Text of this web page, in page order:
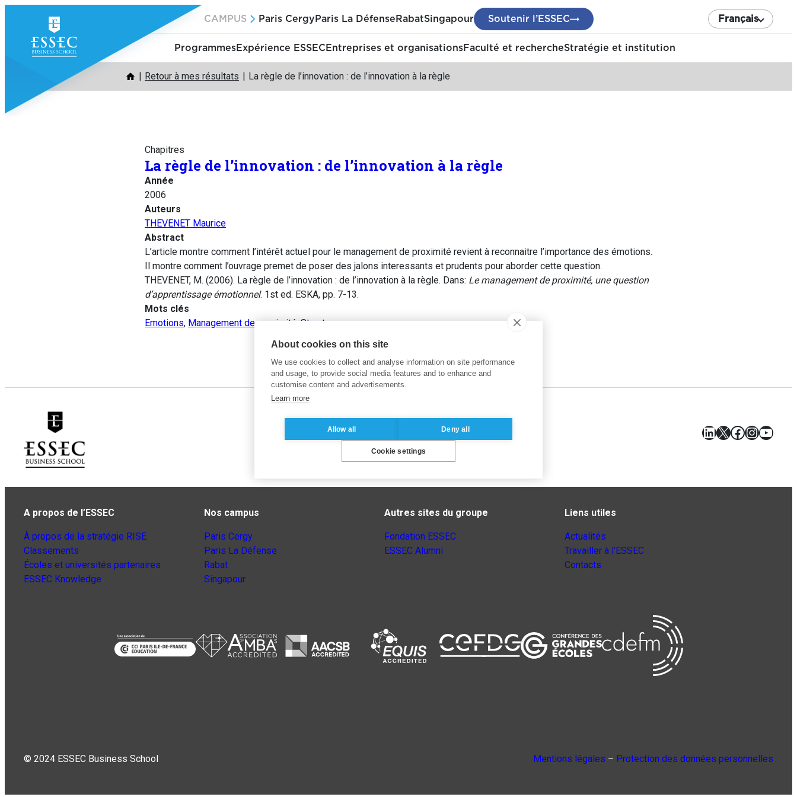
contenu
CAMPUS Paris Cergy Paris La Défense RabatSingapour Soutenir l’ESSEC Français
ProgrammesExpérience ESSEC Entreprises et organisationsFaculté et rechercheStratégie et institution
Retour à mes résultats La règle de l’innovation : de l’innovation à la règle
Chapitres
La règle de l’innovation : de l’innovation à la règle
Année
2006
Auteurs
THEVENET Maurice
Abstract
L’article montre comment l’intérêt actuel pour le management de proximité revient à reconnaitre l’importance des émotions.
Il montre comment l’ouvrage premet de poser des jalons interessants et prudents pour aborder cette question.
THEVENET, M. (2006). La règle de l’innovation : de l’innovation à la règle. Dans: Le management de proximité, une question
d’apprentissage émotionnel. 1st ed. ESKA, pp. 7-13.
Mots clés
Emotions, Management de proximité,Structure
LinkedIn
X Facebook
A propos de l’ESSEC
À propos de la stratégie RISE
Classements
Écoles et universités partenaires
ESSEC Knowledge
Nos campus
Paris Cergy
Paris La Défense
Rabat
Singapour
Autres sites du groupe
Fondation ESSEC
ESSEC Alumni
Liens utiles
Actualités
Travailler à l’ESSEC
Contacts
© 2024 ESSEC Business School Mentions légales – Protection des données personnelles
About cookies on this site
We use cookies to collect and analyse information on site performance
and usage, to provide social media features and to enhance and
customise content and advertisements.
Learn more
Allow all Deny all
Cookie settings